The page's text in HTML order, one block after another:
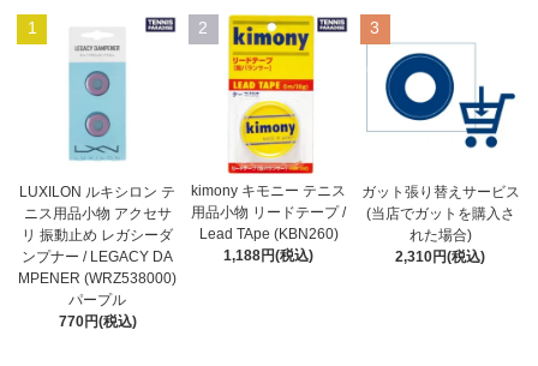
1
LUXILON ルキシロン テ
ニス用品小物 アクセサ
リ 振動止め レガシーダ
ンプナー / LEGACY DA
MPENER (WRZ538000)
パープル
770円(税込)
2
kimony キモニー テニス
用品小物 リードテープ /
Lead TApe (KBN260)
1,188円(税込)
3
ガット張り替えサービス
(当店でガットを購入さ
れた場合)
2,310円(税込)